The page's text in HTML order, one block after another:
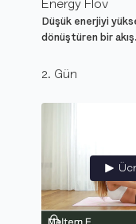
Energy Flov
Düşük enerjiyi
dönüştüren bir akış.
2. Gün